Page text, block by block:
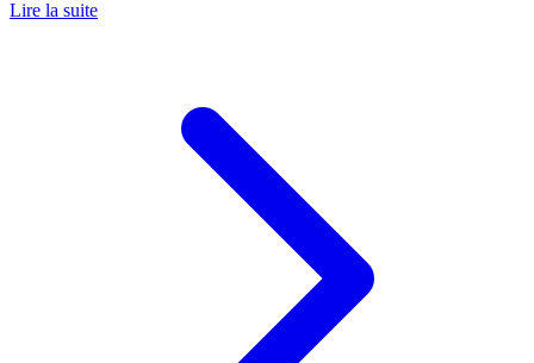
Lire la suite